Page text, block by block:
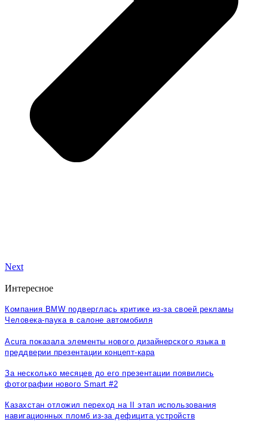
Next
Интересное
Компания BMW подверглась критике из-за своей рекламы
Человека-паука в салоне автомобиля
Acura показала элементы нового дизайнерского языка в
преддверии презентации концепт-кара
За несколько месяцев до его презентации появились
фотографии нового Smart #2
Казахстан отложил переход на II этап использования
навигационных пломб из-за дефицита устройств